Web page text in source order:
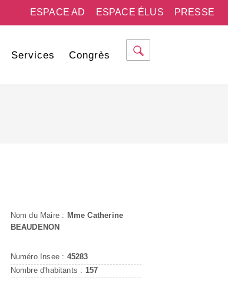
PRESSE
ESPACE ÉLUS
ESPACE AD
Services Congrès
Nom du Maire : Mme Catherine
BEAUDENON
Numéro Insee : 45283
Nombre d'habitants : 157